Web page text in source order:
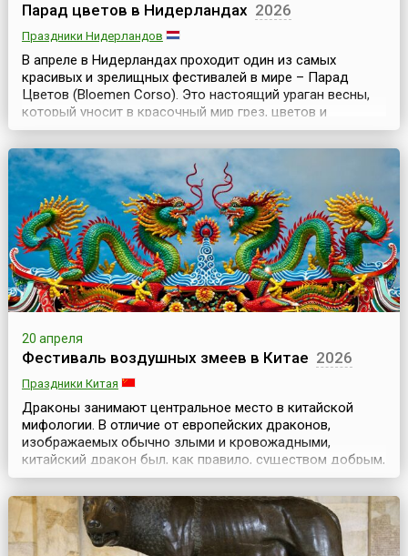
Парад цветов в Нидерландах 2026
Праздники Нидерландов
В апреле в Нидерландах проходит один из самых
красивых и зрелищных фестивалей в мире – Парад
Цветов (Bloemen Corso). Это настоящий ураган весны,
который уносит в красочный мир грез, цветов и
солнца.Весь праздник цветов длится 5 дней, но главное
мероприятие – парад проходит в субботу. По традиции,
цветочное шествие, начинающееся в 9 утра в
Нордвейке, представляет собой большую праздничную
колон...
20 апреля
Фестиваль воздушных змеев в Китае 2026
Праздники Китая
Драконы занимают центральное место в китайской
мифологии. В отличие от европейских драконов,
изображаемых обычно злыми и кровожадными,
китайский дракон был, как правило, существом добрым,
благодатным, милостивым к людям. За это китайцы
своих драконов любили и воздавали им высокие
почести. В честь этого главного мифологического
существа в китайском городе Вэйфань проходит
Международный фест...